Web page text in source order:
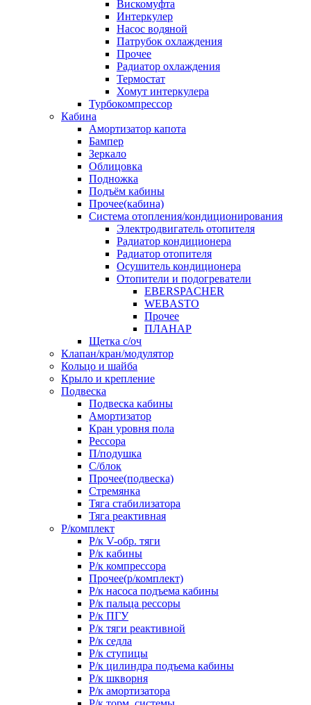
Вискомуфта
Интеркулер
Насос водяной
Патрубок охлаждения
Прочее
Радиатор охлаждения
Термостат
Хомут интеркулера
Турбокомпрессор
Кабина
Амортизатор капота
Бампер
Зеркало
Облицовка
Подножка
Подъём кабины
Прочее(кабина)
Система отопления/кондиционирования
Электродвигатель отопителя
Радиатор кондиционера
Радиатор отопителя
Осушитель кондиционера
Отопители и подогреватели
EBERSPACHER
WEBASTO
Прочее
ПЛАНАР
Щетка с/оч
Клапан/кран/модулятор
Кольцо и шайба
Крыло и крепление
Подвеска
Подвеска кабины
Амортизатор
Кран уровня пола
Рессора
П/подушка
С/блок
Прочее(подвеска)
Стремянка
Тяга стабилизатора
Тяга реактивная
Р/комплект
Р/к V-обр. тяги
Р/к кабины
Р/к компрессора
Прочее(р/комплект)
Р/к насоса подъема кабины
Р/к пальца рессоры
Р/к ПГУ
Р/к тяги реактивной
Р/к седла
Р/к ступицы
Р/к цилиндра подъема кабины
Р/к шкворня
Р/к амортизатора